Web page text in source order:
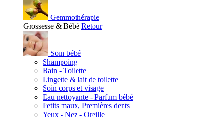
Gemmothérapie
Grossesse & Bébé Retour
Soin bébé
Shampoing
Bain - Toilette
Lingette & lait de toilette
Soin corps et visage
Eau nettoyante - Parfum bébé
Petits maux, Premières dents
Yeux - Nez - Oreille